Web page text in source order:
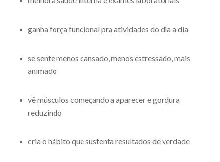
ganha força funcional pra atividades do dia a dia
se sente menos cansado, menos estressado, mais
animado
vê músculos começando a aparecer e gordura
reduzindo
cria o hábito que sustenta resultados de verdade